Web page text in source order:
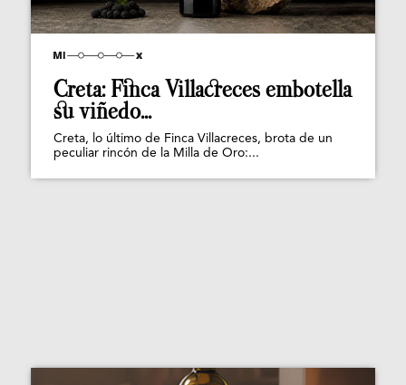
Creta: Finca Villacreces embotella
su viñedo...
Creta, lo último de Finca Villacreces, brota de un
peculiar rincón de la Milla de Oro:...